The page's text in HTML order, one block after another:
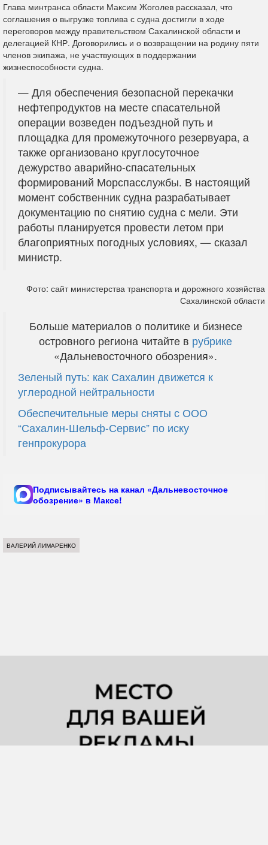
Глава минтранса области Максим Жоголев рассказал, что
соглашения о выгрузке топлива с судна достигли в ходе
переговоров между правительством Сахалинской области и
делегацией КНР. Договорились и о возвращении на родину пяти
членов экипажа, не участвующих в поддержании
жизнеспособности судна.
— Для обеспечения безопасной перекачки
нефтепродуктов на месте спасательной
операции возведен подъездной путь и
площадка для промежуточного резервуара, а
также организовано круглосуточное
дежурство аварийно-спасательных
формирований Морспасслужбы. В настоящий
момент собственник судна разрабатывает
документацию по снятию судна с мели. Эти
работы планируется провести летом при
благоприятных погодных условиях, — сказал
министр.
Фото: сайт министерства транспорта и дорожного хозяйства
Сахалинской области
Больше материалов о политике и бизнесе
островного региона читайте в рубрике
«Дальневосточного обозрения».
Зеленый путь: как Сахалин движется к
углеродной нейтральности
Обеспечительные меры сняты с ООО
“Сахалин-Шельф-Сервис” по иску
генпрокурора
Подписывайтесь на канал «Дальневосточное
обозрение» в Максе!
ВАЛЕРИЙ ЛИМАРЕНКО